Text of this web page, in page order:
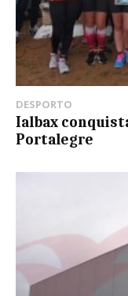
DESPORTO
Ialbax
Portalegre